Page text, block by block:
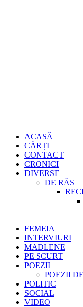
Primary
Menu
ACASĂ
CĂRȚI
CONTACT
CRONICI
DIVERSE
DE RÂS
FEMEIA
INTERVIURI
MADLENE
PE SCURT
POEZII
POEZII
POLITIC
SOCIAL
VIDEO